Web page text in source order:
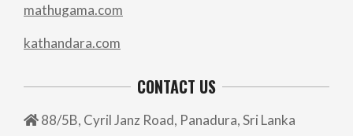
mathugama.com
kathandara.com
CONTACT US
88/5B, Cyril Janz Road, Panadura, Sri Lanka